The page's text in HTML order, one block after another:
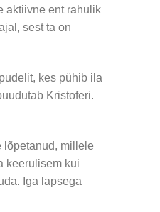
aktiivne ent rahulik
sest ta on
kes pühib ila
Kristoferi.
lõpetanud, millele
keerulisem kui
Iga lapsega